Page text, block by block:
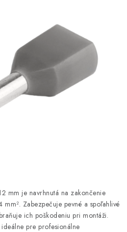
A OSTATNÉ
A VENTILÁCIA
mm je navrhnutá na zakončenie
Zabezpečuje pevné a spoľahlivé
ich poškodeniu pri montáži.
pre profesionálne